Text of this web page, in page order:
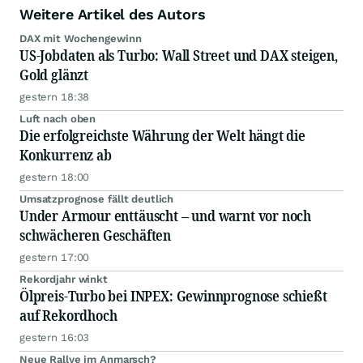
Weitere Artikel des Autors
DAX mit Wochengewinn
US-Jobdaten als Turbo: Wall Street und DAX steigen,
Gold glänzt
gestern 18:38
Luft nach oben
Die erfolgreichste Währung der Welt hängt die
Konkurrenz ab
gestern 18:00
Umsatzprognose fällt deutlich
Under Armour enttäuscht – und warnt vor noch
schwächeren Geschäften
gestern 17:00
Rekordjahr winkt
Ölpreis-Turbo bei INPEX: Gewinnprognose schießt
auf Rekordhoch
gestern 16:03
Neue Rallye im Anmarsch?